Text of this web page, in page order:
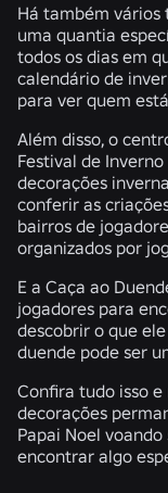
Há também vários
uma quantia
todos os dias em
calendário de
para ver quem
Além disso, o
Festival de
decorações
conferir as
bairros de
organizados por
E a Caça ao
jogadores para
descobrir o que
duende pode ser
Confira tudo isso
decorações
Papai Noel
encontrar algo